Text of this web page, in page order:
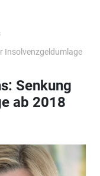
Insolvenzgeldumlage
Senkung
ab 2018